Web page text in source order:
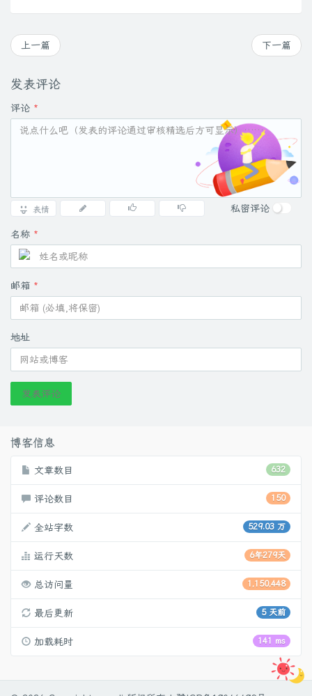
下一篇
上一篇
发表评论
评论 *
表情 私密评论
名称 *
邮箱 *
地址
发表评论
博客信息
632
文章数目
150
评论数目
529.03 万
全站字数
6年279天
运行天数
1,150,448
总访问量
5 天前
最后更新
141 ms
加载耗时